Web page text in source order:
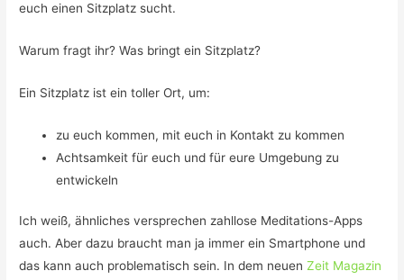
euch einen Sitzplatz sucht.
Warum fragt ihr? Was bringt ein Sitzplatz?
Ein Sitzplatz ist ein toller Ort, um:
zu euch kommen, mit euch in Kontakt zu kommen
Achtsamkeit für euch und für eure Umgebung zu
entwickeln
Ich weiß, ähnliches versprechen zahllose Meditations-Apps
auch. Aber dazu braucht man ja immer ein Smartphone und
das kann auch problematisch sein. In dem neuen Zeit Magazin